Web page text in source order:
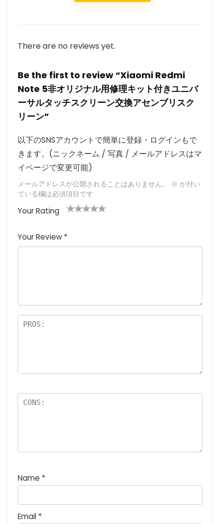
There are no reviews yet.
Be the first to review “Xiaomi Redmi
Note 5非オリジナル用修理キット付きユニバ
ーサルタッチスクリーン交換アセンブリスク
リーン”
以下のSNSアカウントで簡単に登録・ログインもで
きます。(ニックネーム / 写真 / メールアドレスはマ
イページで変更可能)
メールアドレスが公開されることはありません。 ※ が付い
ている欄は必須項目です
Your Rating
つ
星
価
星
(最
(最高
評価:
(最高評
価: 5つ
高評価: 5
つ星)
Your Review *
Name *
Email *